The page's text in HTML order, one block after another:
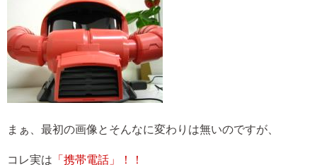
まぁ、最初の画像とそんなに変わりは無いのですが、
コレ実は 「携帯電話」！！